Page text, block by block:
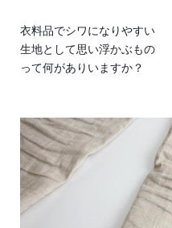
衣料品でシワになりやすい
生地として思い浮かぶもの
って何がありいますか？